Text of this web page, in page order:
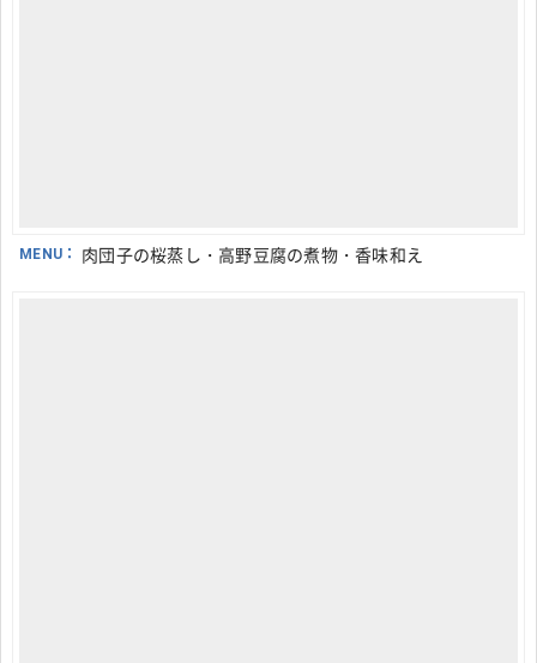
MENU： 肉団子の桜蒸し・高野豆腐の煮物・香味和え